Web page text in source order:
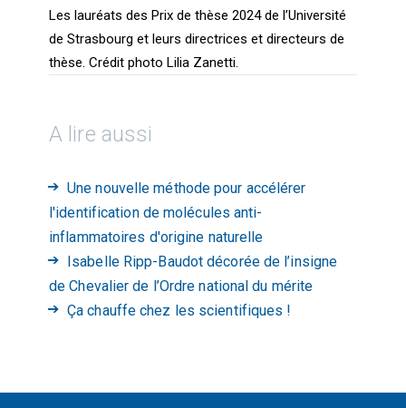
Les lauréats des Prix de thèse 2024 de l’Université
de Strasbourg et leurs directrices et directeurs de
thèse. Crédit photo Lilia Zanetti.
A lire aussi
Une nouvelle méthode pour accélérer
l'identification de molécules anti-
inflammatoires d'origine naturelle
Isabelle Ripp-Baudot décorée de l’insigne
de Chevalier de l’Ordre national du mérite
Ça chauffe chez les scientifiques !